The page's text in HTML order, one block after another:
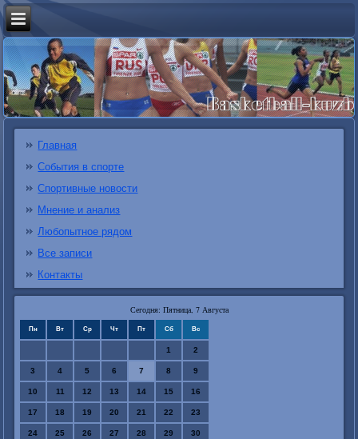
Главная
События в спорте
Спортивные новости
Мнение и анализ
Любопытное рядом
Все записи
Контакты
Сегодня: Пятница, 7 Августа
Пн Вт Ср Чт Пт Сб Вс
1 2
3 4 5 6 7 8 9
10 11 12 13 14 15 16
17 18 19 20 21 22 23
24 25 26 27 28 29 30